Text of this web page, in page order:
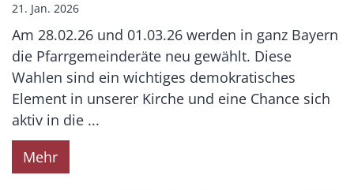
21. Jan. 2026
Am 28.02.26 und 01.03.26 werden in ganz Bayern
die Pfarrgemeinderäte neu gewählt. Diese
Wahlen sind ein wichtiges demokratisches
Element in unserer Kirche und eine Chance sich
aktiv in die ...
Mehr